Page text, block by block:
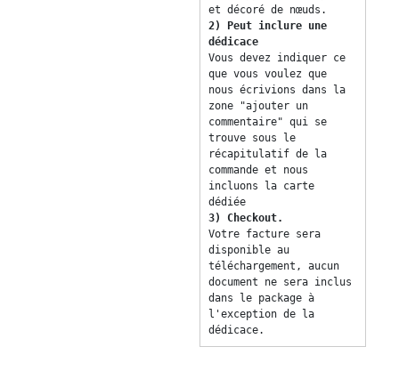
et décoré de nœuds.
2) Peut inclure une
dédicace
Vous devez indiquer ce
que vous voulez que
nous écrivions dans la
zone "ajouter un
commentaire" qui se
trouve sous le
récapitulatif de la
commande et nous
incluons la carte
dédiée
3) Checkout.
Votre facture sera
disponible au
téléchargement, aucun
document ne sera inclus
dans le package à
l'exception de la
dédicace.